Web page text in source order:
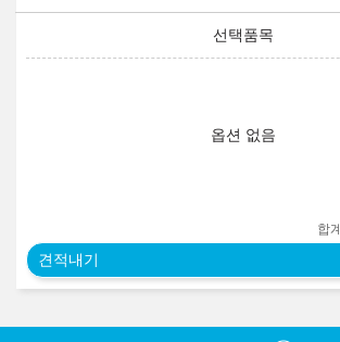
옵션 없음
합계
견적내기